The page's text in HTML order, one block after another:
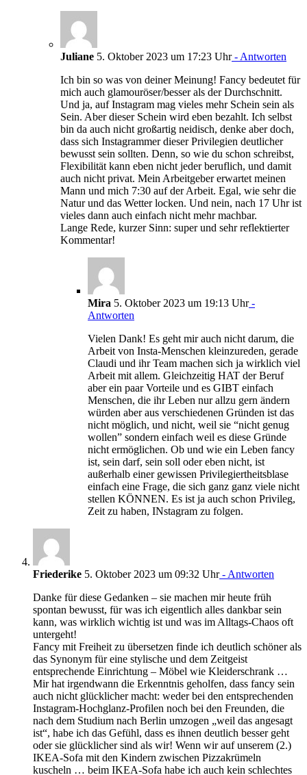
Juliane 5. Oktober 2023 um 17:23 Uhr- Antworten
Ich bin so was von deiner Meinung! Fancy bedeutet für
mich auch glamouröser/besser als der Durchschnitt.
Und ja, auf Instagram mag vieles mehr Schein sein als
Sein. Aber dieser Schein wird eben bezahlt. Ich selbst
bin da auch nicht großartig neidisch, denke aber doch,
dass sich Instagrammer dieser Privilegien deutlicher
bewusst sein sollten. Denn, so wie du schon schreibst,
Flexibilität kann eben nicht jeder beruflich, und damit
auch nicht privat. Mein Arbeitgeber erwartet meinen
Mann und mich 7:30 auf der Arbeit. Egal, wie sehr die
Natur und das Wetter locken. Und nein, nach 17 Uhr ist
vieles dann auch einfach nicht mehr machbar.
Lange Rede, kurzer Sinn: super und sehr reflektierter
Kommentar!
Mira 5. Oktober 2023 um 19:13 Uhr-
Antworten
Vielen Dank! Es geht mir auch nicht darum, die
Arbeit von Insta-Menschen kleinzureden, gerade
Claudi und ihr Team machen sich ja wirklich viel
Arbeit mit allem. Gleichzeitig HAT der Beruf
aber ein paar Vorteile und es GIBT einfach
Menschen, die ihr Leben nur allzu gern ändern
würden aber aus verschiedenen Gründen ist das
nicht möglich, und nicht, weil sie “nicht genug
wollen” sondern einfach weil es diese Gründe
nicht ermöglichen. Ob und wie ein Leben fancy
ist, sein darf, sein soll oder eben nicht, ist
außerhalb einer gewissen Privilegiertheitsblase
einfach eine Frage, die sich ganz ganz viele nicht
stellen KÖNNEN. Es ist ja auch schon Privileg,
Zeit zu haben, INstagram zu folgen.
Friederike 5. Oktober 2023 um 09:32 Uhr- Antworten
Danke für diese Gedanken – sie machen mir heute früh
spontan bewusst, für was ich eigentlich alles dankbar sein
kann, was wirklich wichtig ist und was im Alltags-Chaos oft
untergeht!
Fancy mit Freiheit zu übersetzen finde ich deutlich schöner als
das Synonym für eine stylische und dem Zeitgeist
entsprechende Einrichtung – Möbel wie Kleiderschrank …
Mir hat irgendwann die Erkenntnis geholfen, dass fancy sein
auch nicht glücklicher macht: weder bei den entsprechenden
Instagram-Hochglanz-Profilen noch bei den Freunden, die
nach dem Studium nach Berlin umzogen „weil das angesagt
ist“, habe ich das Gefühl, dass es ihnen deutlich besser geht
oder sie glücklicher sind als wir! Wenn wir auf unserem (2.)
IKEA-Sofa mit den Kindern zwischen Pizzakrümeln
kuscheln … beim IKEA-Sofa habe ich auch kein schlechtes